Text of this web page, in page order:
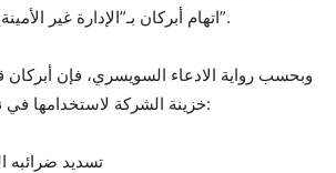
اتهام أبركان بـ”الإدارة غير الأمينة” و”تزوير وثائق مالية”.
وبحسب رواية الادعاء السويسري، فإن أبركان
خزينة الشركة لاستخدامها في نفقات شخصية، بينها:
تسديد ضرائبه